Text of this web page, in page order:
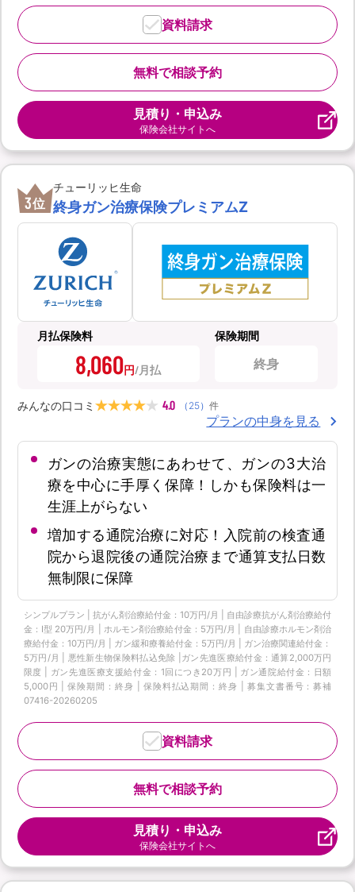
無料で相談予約
資料請求
見積り・申込み
保険会社サイトへ
3位
チューリッヒ生命
終身ガン治療保険プレミアムZ
月払保険料
8,060円
保険期間
終身
みんなの口コミ 4.0 （ 25） 件
プランの中身を見る
ガンの治療実態にあわせて、ガンの3大治
療を中心に手厚く保障！しかも保険料は一
生涯上がらない
増加する通院治療に対応！入院前の検査通
院から退院後の通院治療まで通算支払日数
無制限に保障
シンプルプラン | 抗がん剤治療給付金：10万円/月 | 自由診療抗がん剤治療給付
金：Ⅰ型 20万円/月 | ホルモン剤治療給付金：5万円/月 | 自由診療ホルモン剤治
療給付金：10万円/月 | ガン緩和療養給付金：5万円/月 | ガン治療関連給付金：
5万円/月 | 悪性新生物保険料払込免除 |ガン先進医療給付金：通算2,000万円
限度 | ガン先進医療支援給付金：1回につき20万円 | ガン通院給付金：日額
5,000円 | 保険期間：終身 | 保険料払込期間：終身 | 募集文書番号：募補
07416-20260205
無料で相談予約
資料請求
見積り・申込み
保険会社サイトへ